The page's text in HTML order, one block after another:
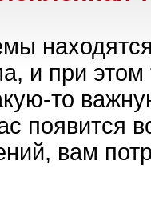
и при
то
появится
вам